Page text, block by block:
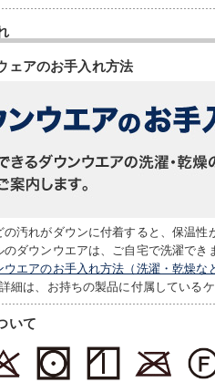
ェアのお手入れ方法
の汚れがダウンに付着すると、保温
のダウンウエアは、ご自宅で洗濯でき
ウエアのお手入れ方法（洗濯・乾燥な
細は、お持ちの製品に付属している
いて